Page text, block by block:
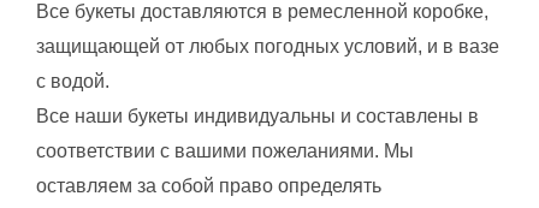
600.00$.
Все букеты доставляются в ремесленной коробке,
защищающей от любых погодных условий, и в вазе
с водой.
Все наши букеты индивидуальны и составлены в
соответствии с вашими пожеланиями. Мы
оставляем за собой право определять